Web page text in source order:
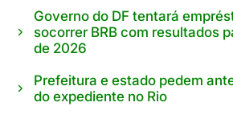
Governo do DF tentará
socorrer BRB com resultados
de 2026
Prefeitura e estado pedem
do expediente no Rio